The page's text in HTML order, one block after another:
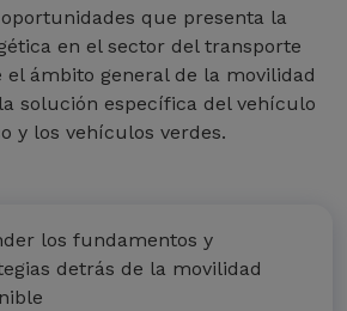
que presenta la
en el sector del transporte
el ámbito general de la movilidad
solución específica del vehículo
y los vehículos verdes.
los fundamentos y
detrás de la movilidad